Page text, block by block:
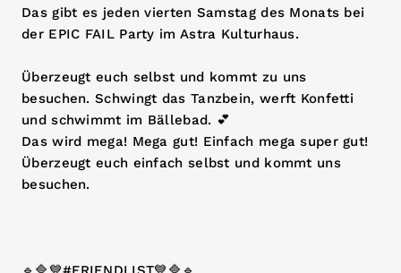
Das gibt es jeden vierten Samstag des Monats bei
der EPIC FAIL Party im Astra Kulturhaus.
Überzeugt euch selbst und kommt zu uns
besuchen. Schwingt das Tanzbein, werft Konfetti
und schwimmt im Bällebad. 💕
Das wird mega! Mega gut! Einfach mega super gut!
Überzeugt euch einfach selbst und kommt uns
besuchen.